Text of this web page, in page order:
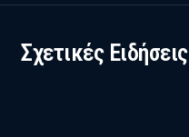
Σχετικές Ειδήσεις